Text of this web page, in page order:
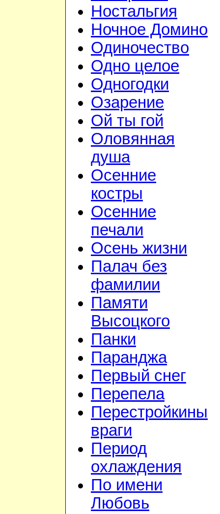
Ностальгия
Ночное Домино
Одиночество
Одно целое
Одногодки
Озарение
Ой ты гой
Оловянная
душа
Осенние
костры
Осенние
печали
Осень жизни
Палач без
фамилии
Памяти
Высоцкого
Панки
Паранджа
Первый снег
Перепела
Перестройкины
враги
Период
охлаждения
По имени
Любовь